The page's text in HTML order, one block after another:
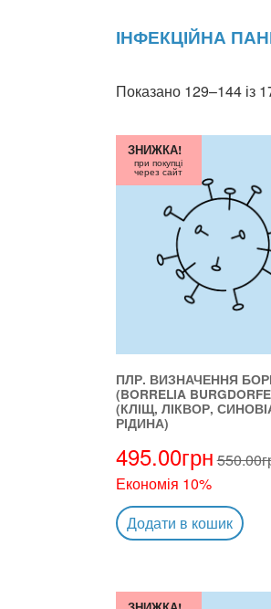
ІНФЕКЦІЙНА
Показано 129–144 із
ПЛР. ВИЗНАЧЕННЯ
(BORRELIA
(КЛІЩ, ЛІКВОР,
РІДИНА)
495.00грн 550.00
Економія 10%
ЗНИЖКА!
при покупці
через сайт
Додати в кошик